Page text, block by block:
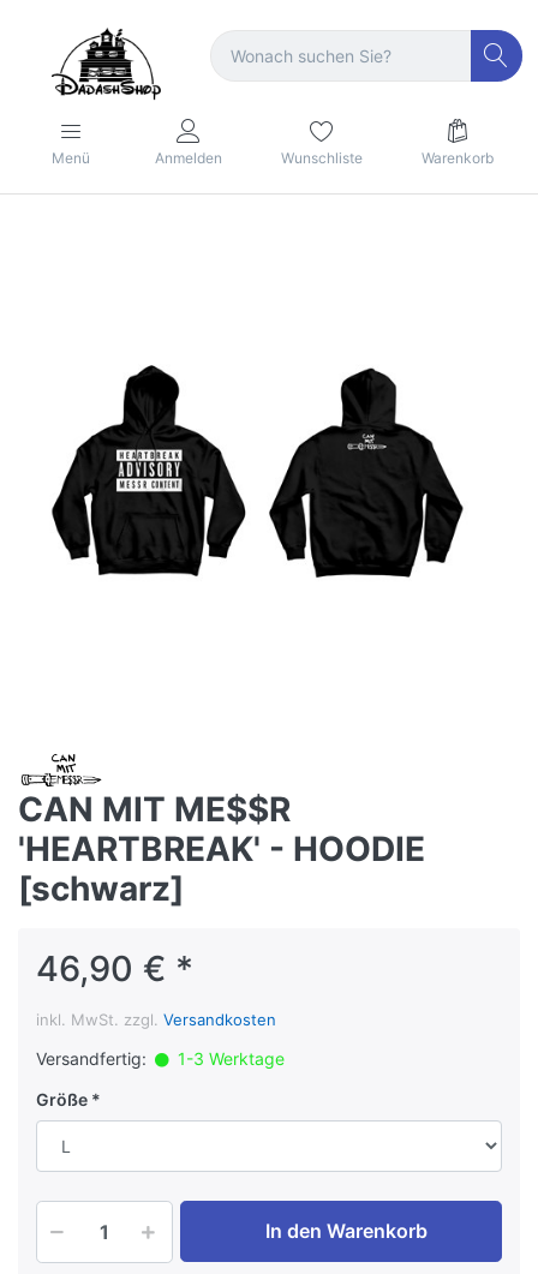
Menü Anmelden Wunschliste Warenkorb
CAN MIT ME$$R
'HEARTBREAK' - HOODIE
[schwarz]
46,90 € *
inkl. MwSt. zzgl. Versandkosten
Versandfertig:
1-3 Werktage
Größe
In den Warenkorb